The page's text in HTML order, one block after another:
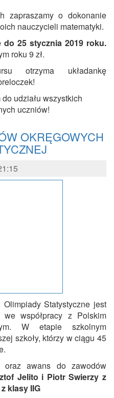
zapraszamy o dokonanie
nauczycieli matematyki.
do 25 stycznia 2019 roku.
roku 9 zł.
otrzyma układankę
udziału wszystkich
uczniów!
OKRĘGOWYCH
Statystyczne jest
we współpracy z Polskim
W etapie szkolnym
szkoły, którzy w ciągu 45
oraz awans do zawodów
Jelito i Piotr Swierzy z
klasy IIG